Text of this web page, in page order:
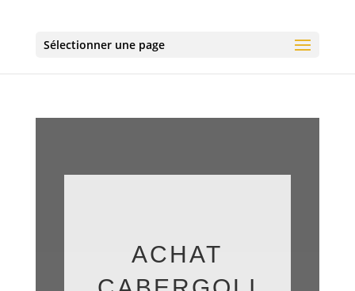
Sélectionner une page
ACHAT